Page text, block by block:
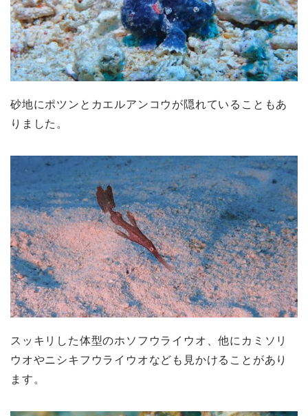
砂地にポツンとカエルアンコウが隠れていることもあ
りました。
スッキリした体型のホソフウライウオ、他にカミソリ
ウオやニシキフウライウオなども見かけることがあり
ます。